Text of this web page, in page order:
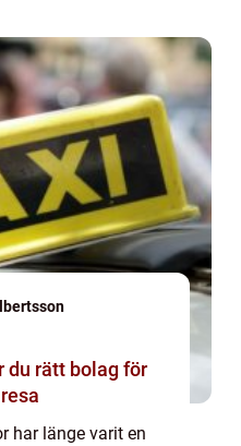
har länge varit en